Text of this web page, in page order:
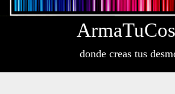
ArmaTu
donde creas tus